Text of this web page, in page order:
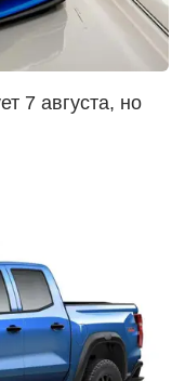
7 августа, но